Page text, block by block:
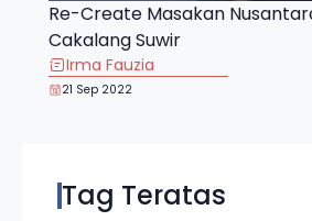
Re-Create Masakan
Cakalang Suwir
Irma Fauzia
21 Sep 2022
Tag Teratas